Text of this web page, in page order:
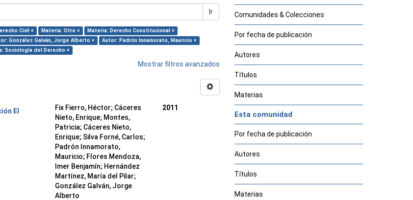
Ir
Civil × Materia: Otro ×
Materia: Derecho Constitucional ×
González Galván, Jorge Alberto ×
Autor: Padrón Innamorato, Mauricio ×
Sociología del Derecho ×
Mostrar filtros avanzados
El
Fix Fierro, Héctor; Cáceres
Nieto, Enrique; Montes,
Patricia; Cáceres Nieto,
Enrique; Silva Forné, Carlos;
Padrón Innamorato,
Mauricio; Flores Mendoza,
Imer Benjamín; Hernández
Martínez, María del Pilar;
González Galván, Jorge
Alberto
2011
Comunidades & Colecciones
Por fecha de publicación
Autores
Títulos
Materias
Esta comunidad
Por fecha de publicación
Autores
Títulos
Materias